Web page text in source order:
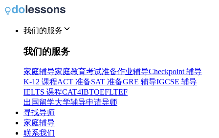
我们的服务
我们的服务
家庭辅导家庭教育考试准备作业辅导Checkpoint 辅导
K-12 课程ACT 准备SAT 准备GRE 辅导IGCSE 辅导
IELTS 课程CAT4IBTOEFLTEF
出国留学大学辅导申请导师
寻找导师
家庭辅导
联系我们